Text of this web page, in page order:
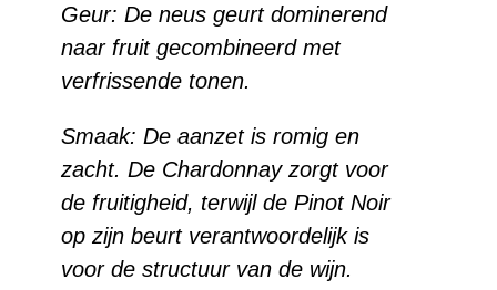
Geur: De neus geurt dominerend
naar fruit gecombineerd met
verfrissende tonen.
Smaak: De aanzet is romig en
zacht. De Chardonnay zorgt voor
de fruitigheid, terwijl de Pinot Noir
op zijn beurt verantwoordelijk is
voor de structuur van de wijn.